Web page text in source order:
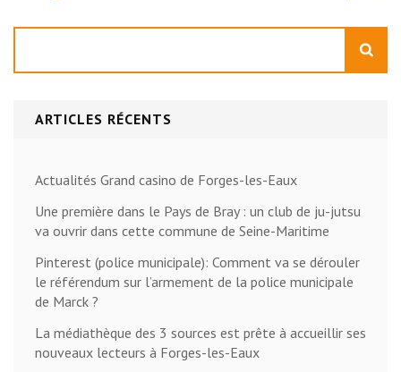
ARTICLES RÉCENTS
Actualités Grand casino de Forges-les-Eaux
Une première dans le Pays de Bray : un club de ju-jutsu
va ouvrir dans cette commune de Seine-Maritime
Pinterest (police municipale): Comment va se dérouler
le référendum sur l’armement de la police municipale
de Marck ?
La médiathèque des 3 sources est prête à accueillir ses
nouveaux lecteurs à Forges-les-Eaux